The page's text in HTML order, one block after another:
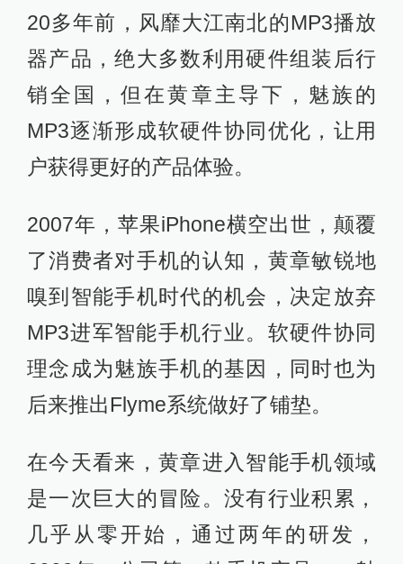
20多年前，风靡大江南北的MP3播放
器产品，绝大多数利用硬件组装后行
销全国，但在黄章主导下，魅族的
MP3逐渐形成软硬件协同优化，让用
户获得更好的产品体验。
2007年，苹果iPhone横空出世，颠覆
了消费者对手机的认知，黄章敏锐地
嗅到智能手机时代的机会，决定放弃
MP3进军智能手机行业。软硬件协同
理念成为魅族手机的基因，同时也为
后来推出Flyme系统做好了铺垫。
在今天看来，黄章进入智能手机领域
是一次巨大的冒险。没有行业积累，
几乎从零开始，通过两年的研发，